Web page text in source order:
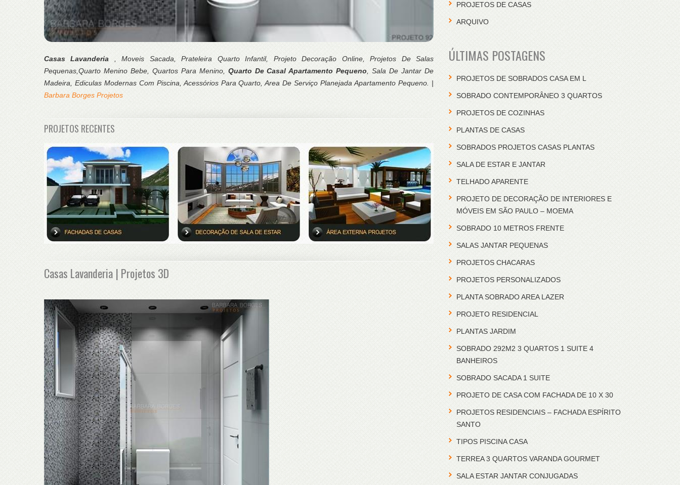
Casas Lavanderia , Moveis Sacada, Prateleira Quarto Infantil, Projeto Decoração Online, Projetos De Salas
Pequenas,Quarto Menino Bebe, Quartos Para Menino, Quarto De Casal Apartamento Pequeno, Sala De Jantar De
Madeira, Ediculas Modernas Com Piscina, Acessórios Para Quarto, Area De Serviço Planejada Apartamento Pequeno. |
Barbara Borges Projetos
PROJETOS RECENTES
Casas Lavanderia | Projetos 3D
PROJETOS DE CASAS
ARQUIVO
ÚLTIMAS POSTAGENS
PROJETOS DE SOBRADOS CASA EM L
SOBRADO CONTEMPORÂNEO 3 QUARTOS
PROJETOS DE COZINHAS
PLANTAS DE CASAS
SOBRADOS PROJETOS CASAS PLANTAS
SALA DE ESTAR E JANTAR
TELHADO APARENTE
PROJETO DE DECORAÇÃO DE INTERIORES E
MÓVEIS EM SÃO PAULO – MOEMA
SOBRADO 10 METROS FRENTE
SALAS JANTAR PEQUENAS
PROJETOS CHACARAS
PROJETOS PERSONALIZADOS
PLANTA SOBRADO AREA LAZER
PROJETO RESIDENCIAL
PLANTAS JARDIM
SOBRADO 292M2 3 QUARTOS 1 SUITE 4
BANHEIROS
SOBRADO SACADA 1 SUITE
PROJETO DE CASA COM FACHADA DE 10 X 30
PROJETOS RESIDENCIAIS – FACHADA ESPÍRITO
SANTO
TIPOS PISCINA CASA
TERREA 3 QUARTOS VARANDA GOURMET
SALA ESTAR JANTAR CONJUGADAS